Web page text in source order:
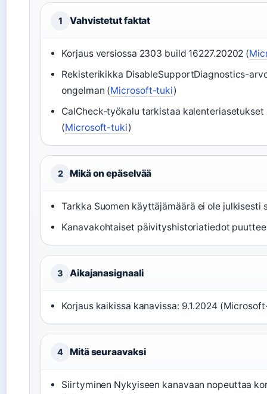
1 Vahvistetut faktat
Korjaus versiossa 2303 build 16227.20202 (
Rekisterikikka DisableSupportDiagnostics-
ongelman (Microsoft-tuki)
CalCheck-työkalu tarkistaa
(Microsoft-tuki)
2 Mikä on epäselvää
Tarkka Suomen käyttäjämäärä ei ole julkisesti
Kanavakohtaiset päivityshistoriatiedot
3 Aikajanasignaali
Korjaus kaikissa kanavissa: 9.1.2024
4 Mitä seuraavaksi
Siirtyminen Nykyiseen kanavaan nopeuttaa